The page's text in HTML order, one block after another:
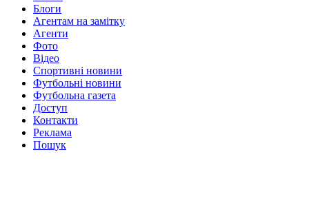
Блоги
Агентам на замітку
Агенти
Фото
Відео
Спортивні новини
Футбольні новини
Футбольна газета
Доступ
Контакти
Реклама
Пошук